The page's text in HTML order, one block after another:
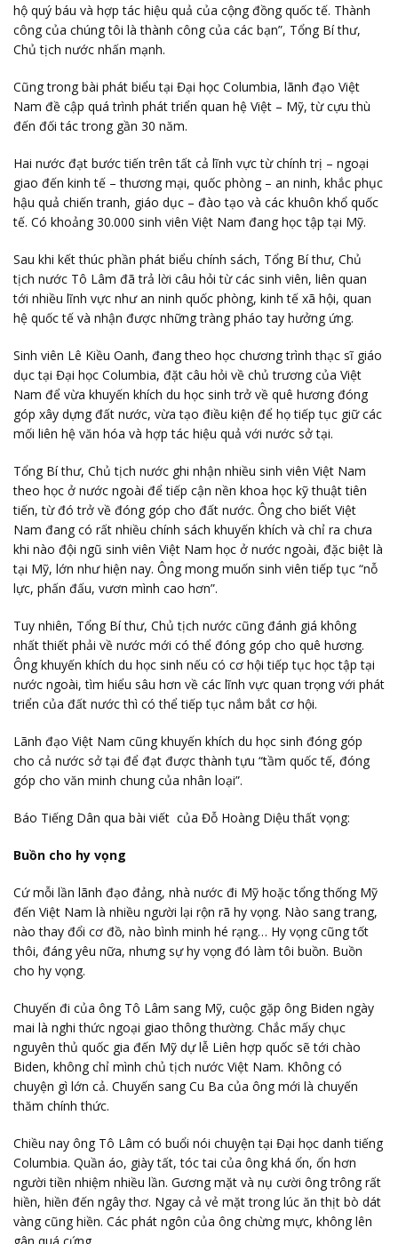
hộ quý báu và hợp tác hiệu quả của cộng đồng quốc tế. Thành
công của chúng tôi là thành công của các bạn”, Tổng Bí thư,
Chủ tịch nước nhấn mạnh.
Cũng trong bài phát biểu tại Đại học Columbia, lãnh đạo Việt
Nam đề cập quá trình phát triển quan hệ Việt – Mỹ, từ cựu thù
đến đối tác trong gần 30 năm.
Hai nước đạt bước tiến trên tất cả lĩnh vực từ chính trị – ngoại
giao đến kinh tế – thương mại, quốc phòng – an ninh, khắc phục
hậu quả chiến tranh, giáo dục – đào tạo và các khuôn khổ quốc
tế. Có khoảng 30.000 sinh viên Việt Nam đang học tập tại Mỹ.
Sau khi kết thúc phần phát biểu chính sách, Tổng Bí thư, Chủ
tịch nước Tô Lâm đã trả lời câu hỏi từ các sinh viên, liên quan
tới nhiều lĩnh vực như an ninh quốc phòng, kinh tế xã hội, quan
hệ quốc tế và nhận được những tràng pháo tay hưởng ứng.
Sinh viên Lê Kiều Oanh, đang theo học chương trình thạc sĩ giáo
dục tại Đại học Columbia, đặt câu hỏi về chủ trương của Việt
Nam để vừa khuyến khích du học sinh trở về quê hương đóng
góp xây dựng đất nước, vừa tạo điều kiện để họ tiếp tục giữ các
mối liên hệ văn hóa và hợp tác hiệu quả với nước sở tại.
Tổng Bí thư, Chủ tịch nước ghi nhận nhiều sinh viên Việt Nam
theo học ở nước ngoài để tiếp cận nền khoa học kỹ thuật tiên
tiến, từ đó trở về đóng góp cho đất nước. Ông cho biết Việt
Nam đang có rất nhiều chính sách khuyến khích và chỉ ra chưa
khi nào đội ngũ sinh viên Việt Nam học ở nước ngoài, đặc biệt là
tại Mỹ, lớn như hiện nay. Ông mong muốn sinh viên tiếp tục “nỗ
lực, phấn đấu, vươn mình cao hơn”.
Tuy nhiên, Tổng Bí thư, Chủ tịch nước cũng đánh giá không
nhất thiết phải về nước mới có thể đóng góp cho quê hương.
Ông khuyến khích du học sinh nếu có cơ hội tiếp tục học tập tại
nước ngoài, tìm hiểu sâu hơn về các lĩnh vực quan trọng với phát
triển của đất nước thì có thể tiếp tục nắm bắt cơ hội.
Lãnh đạo Việt Nam cũng khuyến khích du học sinh đóng góp
cho cả nước sở tại để đạt được thành tựu “tầm quốc tế, đóng
góp cho văn minh chung của nhân loại”.
Báo Tiếng Dân qua bài viết của Đỗ Hoàng Diệu thất vọng:
Buồn cho hy vọng
Cứ mỗi lần lãnh đạo đảng, nhà nước đi Mỹ hoặc tổng thống Mỹ
đến Việt Nam là nhiều người lại rộn rã hy vọng. Nào sang trang,
nào thay đổi cơ đồ, nào bình minh hé rạng… Hy vọng cũng tốt
thôi, đáng yêu nữa, nhưng sự hy vọng đó làm tôi buồn. Buồn
cho hy vọng.
Chuyến đi của ông Tô Lâm sang Mỹ, cuộc gặp ông Biden ngày
mai là nghi thức ngoại giao thông thường. Chắc mấy chục
nguyên thủ quốc gia đến Mỹ dự lễ Liên hợp quốc sẽ tới chào
Biden, không chỉ mình chủ tịch nước Việt Nam. Không có
chuyện gì lớn cả. Chuyến sang Cu Ba của ông mới là chuyến
thăm chính thức.
Chiều nay ông Tô Lâm có buổi nói chuyện tại Đại học danh tiếng
Columbia. Quần áo, giày tất, tóc tai của ông khá ổn, ổn hơn
người tiền nhiệm nhiều lần. Gương mặt và nụ cười ông trông rất
hiền, hiền đến ngây thơ. Ngay cả vẻ mặt trong lúc ăn thịt bò dát
vàng cũng hiền. Các phát ngôn của ông chừng mực, không lên
gân quá cứng.